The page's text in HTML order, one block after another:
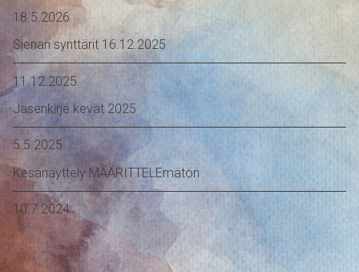
18.5.2026
Sienan synttärit 16.12.2025
11.12.2025
Jäsenkirje kevät 2025
5.5.2025
Kesänäyttely MÄÄRITTELEmätön
10.7.2024